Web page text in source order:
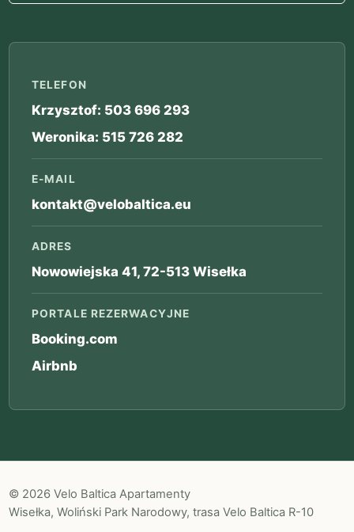
TELEFON
Krzysztof: 503 696 293
Weronika: 515 726 282
E-MAIL
kontakt@velobaltica.eu
ADRES
Nowowiejska 41, 72-513 Wisełka
PORTALE REZERWACYJNE
Booking.com
Airbnb
© 2026 Velo Baltica Apartamenty
Wisełka, Woliński Park Narodowy, trasa Velo Baltica R-10